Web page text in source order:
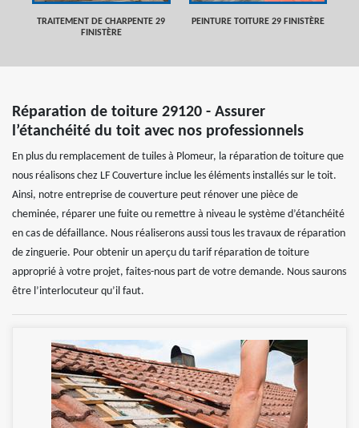
TRAITEMENT DE CHARPENTE 29
FINISTÈRE
PEINTURE TOITURE 29 FINISTÈRE
Réparation de toiture 29120 - Assurer
l’étanchéité du toit avec nos professionnels
En plus du remplacement de tuiles à Plomeur, la réparation de toiture que
nous réalisons chez LF Couverture inclue les éléments installés sur le toit.
Ainsi, notre entreprise de couverture peut rénover une pièce de
cheminée, réparer une fuite ou remettre à niveau le système d’étanchéité
en cas de défaillance. Nous réaliserons aussi tous les travaux de réparation
de zinguerie. Pour obtenir un aperçu du tarif réparation de toiture
approprié à votre projet, faites-nous part de votre demande. Nous saurons
être l’interlocuteur qu’il faut.